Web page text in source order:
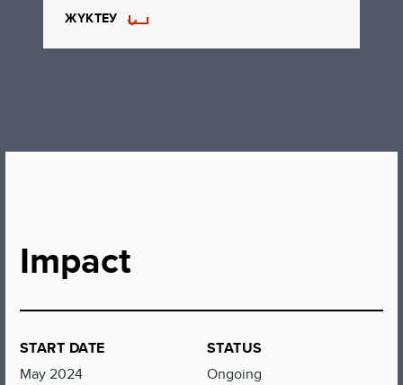
ЖҮКТЕУ
Impact
START DATE
May 2024
STATUS
Ongoing